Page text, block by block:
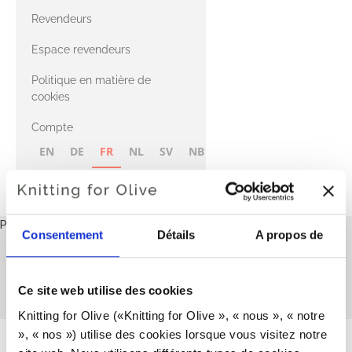
Consentement Détails A propos de
Ce site web utilise des cookies
Knitting for Olive («Knitting for Olive », « nous », « notre
», « nos ») utilise des cookies lorsque vous visitez notre
Compatible
avec le fil Merino
avec le fil Heavy
Revendeurs
Espace revendeurs
Politique en matière de
cookies
Compte
EN DE FR NL SV NB
Panier
Votre panier est vide
Tous les patrons